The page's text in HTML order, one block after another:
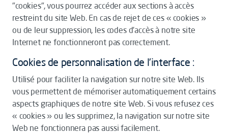
"cookies", vous pourrez accéder aux sections à accès
restreint du site Web. En cas de rejet de ces « cookies »
ou de leur suppression, les codes d'accès à notre site
Internet ne fonctionneront pas correctement.
Cookies de personnalisation de l'interface :
Utilisé pour faciliter la navigation sur notre site Web. Ils
vous permettent de mémoriser automatiquement certains
aspects graphiques de notre site Web. Si vous refusez ces
« cookies » ou les supprimez, la navigation sur notre site
Web ne fonctionnera pas aussi facilement.